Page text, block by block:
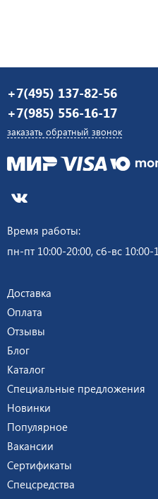
+7(495) 137-82-56
+7(985) 556-16-17
заказать обратный звонок
Время работы:
пн-пт 10:00-20:00, сб-вс 10:00-
Доставка
Оплата
Отзывы
Блог
Каталог
Специальные предложения
Новинки
Популярное
Вакансии
Сертификаты
Спецсредства